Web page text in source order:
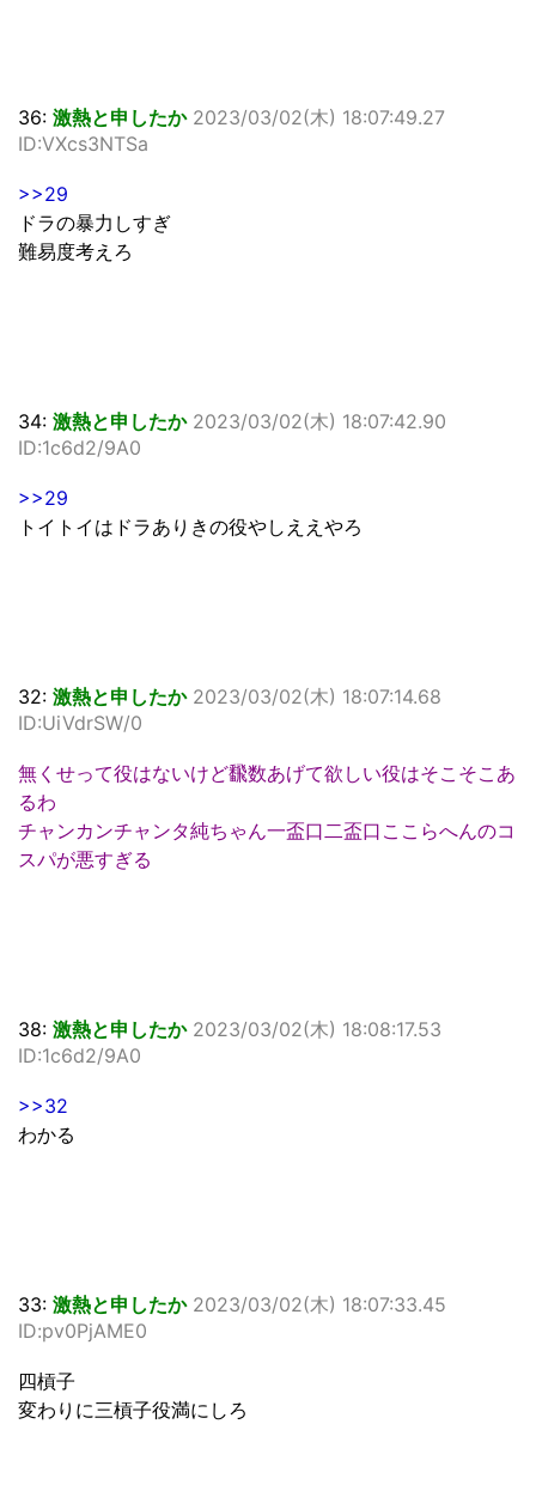
36: 激熱と申したか 2023/03/02(木) 18:07:49.27
ID:VXcs3NTSa
>>29
ドラの暴力しすぎ
難易度考えろ
34: 激熱と申したか 2023/03/02(木) 18:07:42.90
ID:1c6d2/9A0
>>29
トイトイはドラありきの役やしええやろ
32: 激熱と申したか 2023/03/02(木) 18:07:14.68
ID:UiVdrSW/0
無くせって役はないけど飜数あげて欲しい役はそこそこあ
るわ
チャンカンチャンタ純ちゃん一盃口二盃口ここらへんのコ
スパが悪すぎる
38: 激熱と申したか 2023/03/02(木) 18:08:17.53
ID:1c6d2/9A0
>>32
わかる
33: 激熱と申したか 2023/03/02(木) 18:07:33.45
ID:pv0PjAME0
四槓子
変わりに三槓子役満にしろ